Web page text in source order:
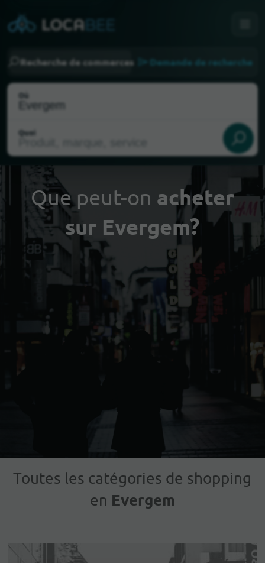
Recherche de commerces Demande de recherche
Où
Quoi
Choisir ma localisation
Que peut-on acheter
sur Evergem?
Toutes les catégories de shopping
en Evergem